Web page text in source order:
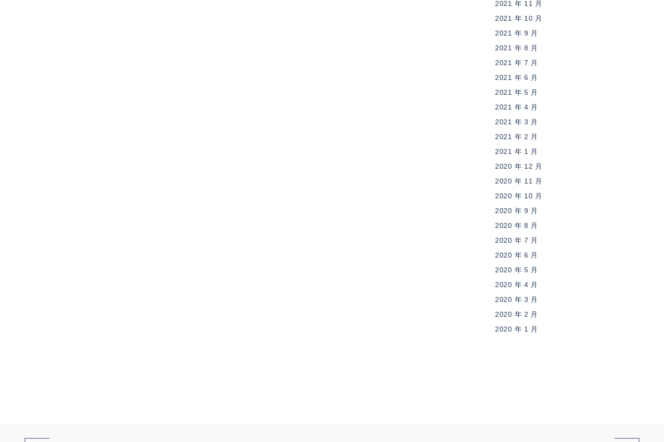
2021 年 11 月
2021 年 10 月
2021 年 9 月
2021 年 8 月
2021 年 7 月
2021 年 6 月
2021 年 5 月
2021 年 4 月
2021 年 3 月
2021 年 2 月
2021 年 1 月
2020 年 12 月
2020 年 11 月
2020 年 10 月
2020 年 9 月
2020 年 8 月
2020 年 7 月
2020 年 6 月
2020 年 5 月
2020 年 4 月
2020 年 3 月
2020 年 2 月
2020 年 1 月